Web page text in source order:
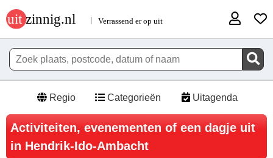
Regio Categorieën Uitagenda
Activiteiten, evenementen of een dagje uit
in Hendrik-Ido-Ambacht